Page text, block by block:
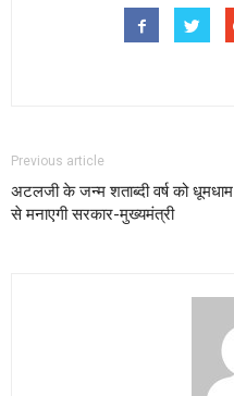
Previous article
अटलजी के जन्म शताब्दी वर्ष को धूमधाम
से मनाएगी सरकार-मुख्यमंत्री